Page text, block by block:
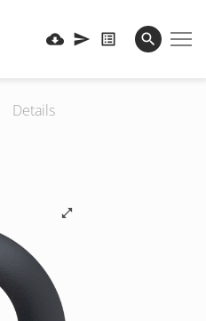
Details